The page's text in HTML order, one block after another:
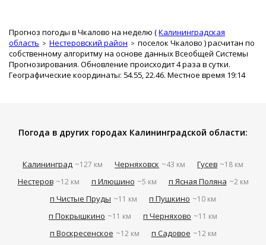
Прогноз погоды в Чкалово на неделю (Калининградская
область
Нестеровский район поселок Чкалово ) расчитан по
собственному алгоритму на основе данных Всеобщей Системы
Прогнозирования. Обновление происходит 4 раза в сутки.
Географические координаты: 54.55, 22.46. Местное время 19:14
Погода в других городах Калининградской области:
Калининград ~127 км Черняховск ~43 км Гусев ~18 км
Нестеров ~12 км п Илюшино ~5 км п Ясная Поляна ~2 км
п Чистые Пруды ~11 км п Пушкино ~10 км
п Покрышкино ~11 км п Черняхово ~11 км
п Воскресенское ~12 км п Садовое ~12 км